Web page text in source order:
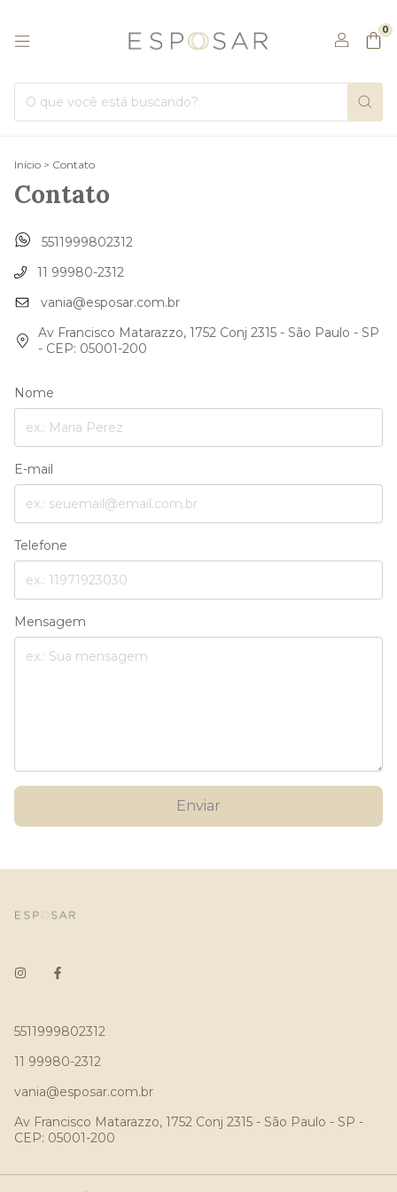
0
Início > Contato
Contato
5511999802312
11 99980-2312
vania@esposar.com.br
Av Francisco Matarazzo, 1752 Conj 2315 - São Paulo - SP
- CEP: 05001-200
Nome
E-mail
Telefone
Mensagem
Enviar
5511999802312
11 99980-2312
vania@esposar.com.br
Av Francisco Matarazzo, 1752 Conj 2315 - São Paulo - SP -
CEP: 05001-200